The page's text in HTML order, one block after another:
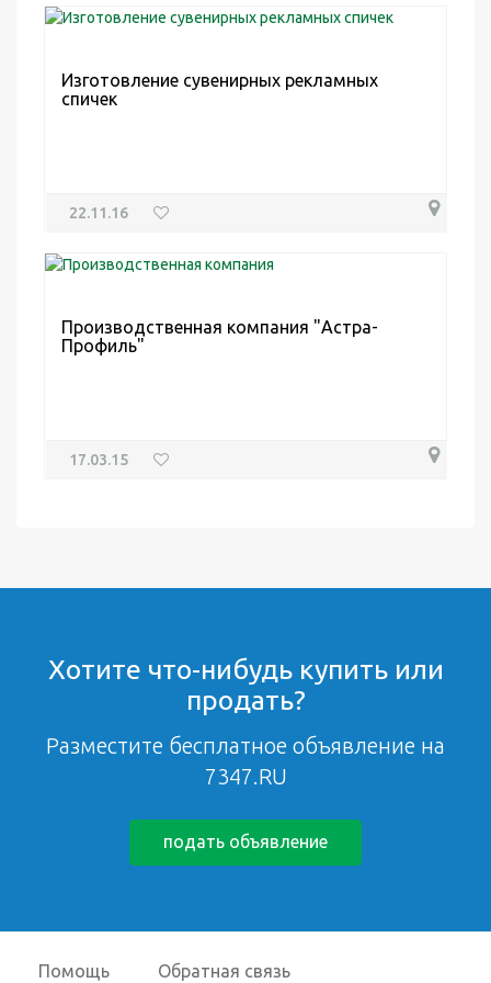
Изготовление сувенирных рекламных
спичек
22.11.16
Производственная компания "Астра-
Профиль"
17.03.15
Хотите что-нибудь купить или
продать?
Разместите бесплатное объявление на
7347.RU
подать объявление
Помощь Обратная связь